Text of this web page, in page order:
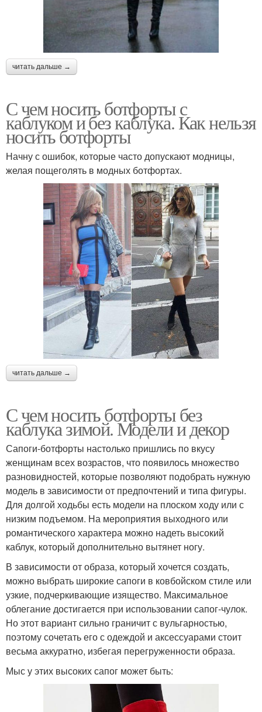
читать дальше →
С чем носить ботфорты с
каблуком и без каблука. Как нельзя
носить ботфорты
Начну с ошибок, которые часто допускают модницы,
желая пощеголять в модных ботфортах.
читать дальше →
С чем носить ботфорты без
каблука зимой. Модели и декор
Сапоги-ботфорты настолько пришлись по вкусу
женщинам всех возрастов, что появилось множество
разновидностей, которые позволяют подобрать нужную
модель в зависимости от предпочтений и типа фигуры.
Для долгой ходьбы есть модели на плоском ходу или с
низким подъемом. На мероприятия выходного или
романтического характера можно надеть высокий
каблук, который дополнительно вытянет ногу.
В зависимости от образа, который хочется создать,
можно выбрать широкие сапоги в ковбойском стиле или
узкие, подчеркивающие изящество. Максимальное
облегание достигается при использовании сапог-чулок.
Но этот вариант сильно граничит с вульгарностью,
поэтому сочетать его с одеждой и аксессуарами стоит
весьма аккуратно, избегая перегруженности образа.
Мыс у этих высоких сапог может быть: